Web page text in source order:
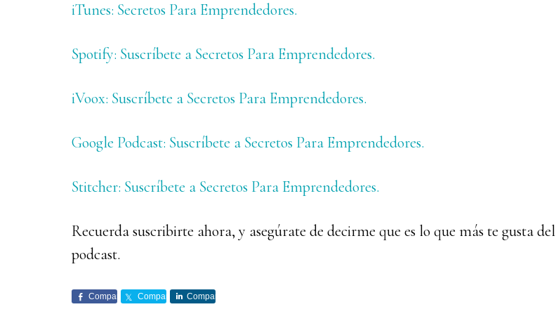
iTunes: Secretos Para Emprendedores.
Spotify: Suscríbete a Secretos Para Emprendedores.
iVoox: Suscríbete a Secretos Para Emprendedores.
Google Podcast: Suscríbete a Secretos Para Emprendedores.
Stitcher: Suscríbete a Secretos Para Emprendedores.
Recuerda suscribirte ahora, y asegúrate de decirme que es lo que más te gusta del
podcast.
Comparte Comparte Comparte